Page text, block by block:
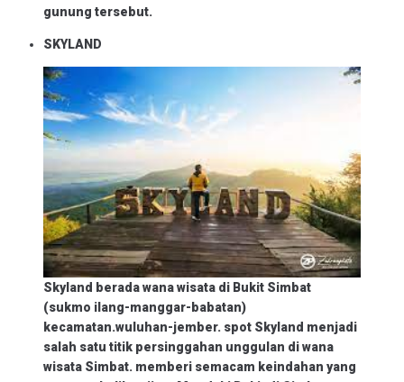
gunung tersebut.
SKYLAND
Skyland berada wana wisata di Bukit Simbat
(sukmo ilang-manggar-babatan)
kecamatan.wuluhan-jember. spot Skyland menjadi
salah satu titik persinggahan unggulan di wana
wisata Simbat. memberi semacam keindahan yang